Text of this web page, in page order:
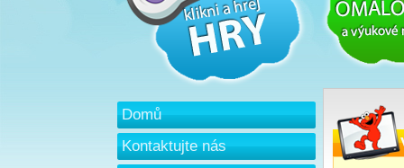
Domů
Kontaktujte nás